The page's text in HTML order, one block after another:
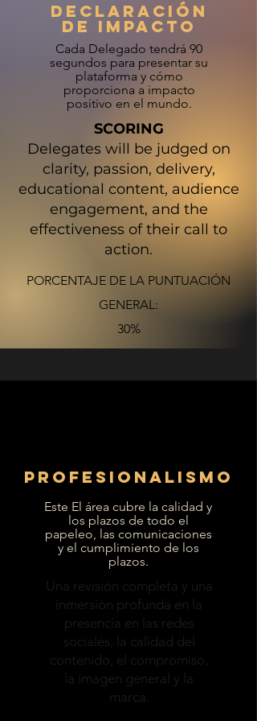
DECLARACIÓN
DE IMPACTO
Cada Delegado tendrá 90
segundos para presentar su
plataforma y cómo
proporciona a impacto
positivo en el mundo.
SCORING
​Delegates will be judged on
clarity, passion, delivery,
educational content, audience
engagement, and the
effectiveness of their call to
action.
PORCENTAJE DE LA PUNTUACIÓN
GENERAL:
30%
Profesionalismo
Este El área cubre la calidad y
los plazos de todo el
papeleo, las comunicaciones
y el cumplimiento de los
plazos.
Una revisión completa y una
inmersión profunda en la
presencia en las redes
sociales, la calidad del
contenido, el compromiso,
la imagen general y la
marca.